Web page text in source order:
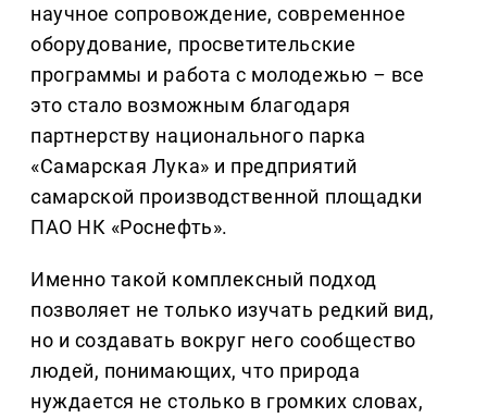
научное сопровождение, современное
оборудование, просветительские
программы и работа с молодежью – все
это стало возможным благодаря
партнерству национального парка
«Самарская Лука» и предприятий
самарской производственной площадки
ПАО НК «Роснефть».
Именно такой комплексный подход
позволяет не только изучать редкий вид,
но и создавать вокруг него сообщество
людей, понимающих, что природа
нуждается не столько в громких словах,